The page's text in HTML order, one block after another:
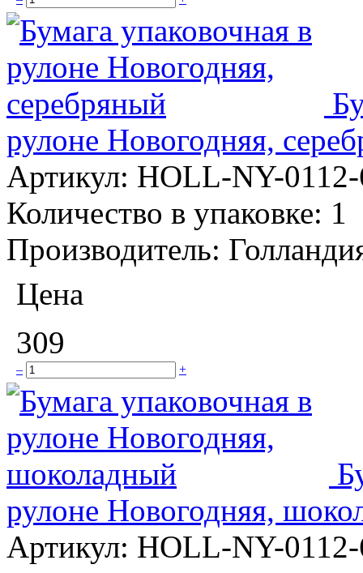
рулоне Новогодняя,
Артикул: HOLL-NY-
Количество в упаковке: 1
Производитель:
Цена
309
– +
рулоне Новогодняя,
Артикул: HOLL-NY-